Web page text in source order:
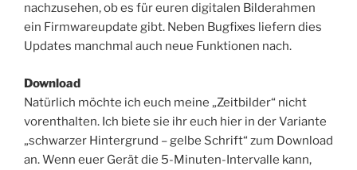
nachzusehen, ob es für euren digitalen Bilderahmen
ein Firmwareupdate gibt. Neben Bugfixes liefern dies
Updates manchmal auch neue Funktionen nach.
Download
Natürlich möchte ich euch meine „Zeitbilder“ nicht
vorenthalten. Ich biete sie ihr euch hier in der Variante
„schwarzer Hintergrund – gelbe Schrift“ zum Download
an. Wenn euer Gerät die 5-Minuten-Intervalle kann,